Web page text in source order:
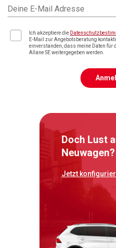
Deine E-Mail Adresse
Ich akzeptiere die
E-Mail zur Angebotsberatung
einverstanden, dass meine Daten für
Allane SE weitergegeben werden.
Doch Lust
Neuwagen?
Jetzt